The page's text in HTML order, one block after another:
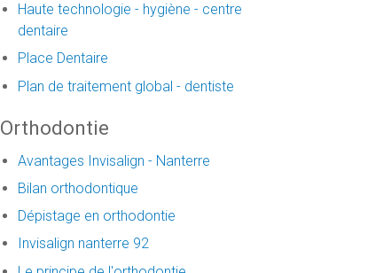
Haute technologie - hygiène - centre
dentaire
Place Dentaire
Plan de traitement global - dentiste
Orthodontie
Avantages Invisalign - Nanterre
Bilan orthodontique
Dépistage en orthodontie
Invisalign nanterre 92